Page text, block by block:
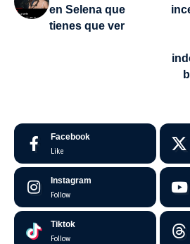
en Selena que
tienes que ver
Facebook
Like
Instagram
Follow
Tiktok
Follow